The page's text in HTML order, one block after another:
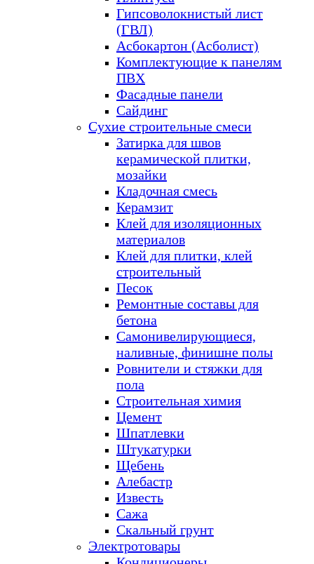
Гипсоволокнистый лист
(ГВЛ)
Асбокартон (Асболист)
Комплектующие к панелям
ПВХ
Фасадные панели
Сайдинг
Сухие строительные смеси
Затирка для швов
керамической плитки,
мозайки
Кладочная смесь
Керамзит
Клей для изоляционных
материалов
Клей для плитки, клей
строительный
Песок
Ремонтные составы для
бетона
Самонивелирующиеся,
наливные, финишне полы
Ровнители и стяжки для
пола
Строительная химия
Цемент
Шпатлевки
Штукатурки
Щебень
Алебастр
Известь
Сажа
Скальный грунт
Электротовары